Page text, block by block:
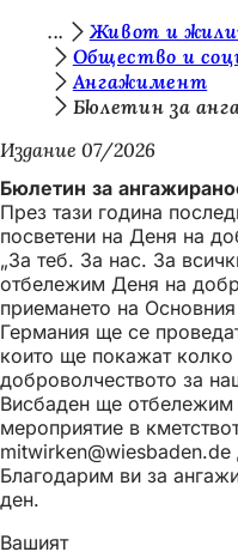
Преминаване към
с
т
е
т
у
к
:
Живот и
Общество и
Ангажимент
Бюлетин за
Издание 07/2026
Бюлетин за
През тази година
посветени на Деня на
„За теб. За нас. За
отбележим Деня на
приемането на
Германия ще се
които ще покажат
доброволчеството за
Висбаден ще
мероприятие в
mitwirken
wiesbaden de
Благодарим ви за
ден.
Вашият